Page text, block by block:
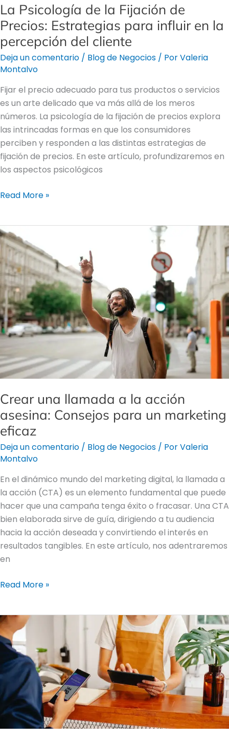
La Psicología de la Fijación de
Precios: Estrategias para influir en la
percepción del cliente
Deja un comentario / Blog de Negocios / PorValeria
Montalvo
Fijar el precio adecuado para tus productos o servicios
es un arte delicado que va más allá de los meros
números. La psicología de la fijación de precios explora
las intrincadas formas en que los consumidores
perciben y responden a las distintas estrategias de
fijación de precios. En este artículo, profundizaremos en
los aspectos psicológicos
del
cliente
Read More »
Crear una llamada a la acción
asesina: Consejos para un marketing
eficaz
Deja un comentario / Blog de Negocios / PorValeria
Montalvo
En el dinámico mundo del marketing digital, la llamada a
la acción (CTA) es un elemento fundamental que puede
hacer que una campaña tenga éxito o fracasar. Una CTA
bien elaborada sirve de guía, dirigiendo a tu audiencia
hacia la acción deseada y convirtiendo el interés en
resultados tangibles. En este artículo, nos adentraremos
en
Crear
una
llamada
a
la
acción
asesina:
Consejos
para
un
marketing
eficaz
Read More »
Liberar
el
potencial:
Utilizar
los
códigos
QR
para
campañas